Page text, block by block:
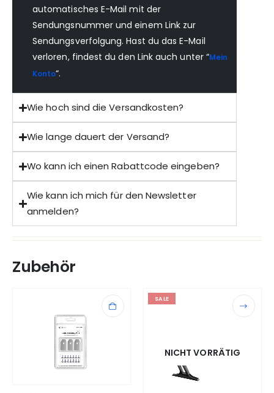
automatisches E-Mail mit der
Sendungsnummer und einem Link zur
Sendungsverfolgung. Hast du das E-Mail
verloren, findest du den Link auch unter “Mein
Konto“.
Wie hoch sind die Versandkosten?
Wie lange dauert der Versand?
Wo kann ich einen Rabattcode eingeben?
Wie kann ich mich für den Newsletter
anmelden?
Zubehör
SALE
NICHT VORRÄTIG